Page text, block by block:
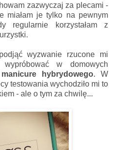
zazwyczaj za plecami -
miałam je tylko na pewnym
regularnie korzystałam z
wyzwanie rzucone mi
w domowych
hybrydowego. W
testowania wychodziło mi to
- ale o tym za chwilę...